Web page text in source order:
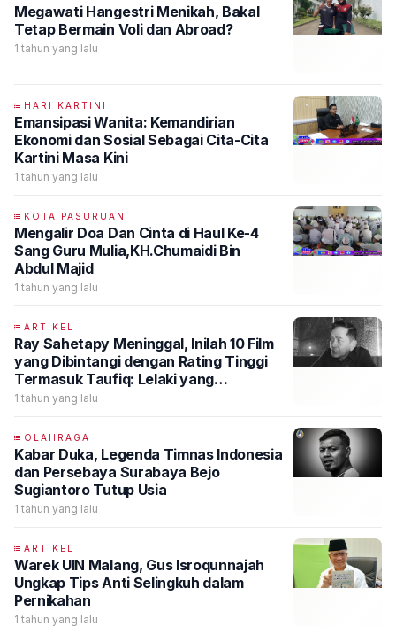
Megawati Hangestri Menikah, Bakal
Tetap Bermain Voli dan Abroad?
1 tahun yang lalu
HARI KARTINI
Emansipasi Wanita: Kemandirian
Ekonomi dan Sosial Sebagai Cita-Cita
Kartini Masa Kini
1 tahun yang lalu
KOTA PASURUAN
Mengalir Doa Dan Cinta di Haul Ke-4
Sang Guru Mulia,KH.Chumaidi Bin
Abdul Majid
1 tahun yang lalu
ARTIKEL
Ray Sahetapy Meninggal, Inilah 10 Film
yang Dibintangi dengan Rating Tinggi
Termasuk Taufiq: Lelaki yang
Menantang Badai
1 tahun yang lalu
OLAHRAGA
Kabar Duka, Legenda Timnas Indonesia
dan Persebaya Surabaya Bejo
Sugiantoro Tutup Usia
1 tahun yang lalu
ARTIKEL
Warek UIN Malang, Gus Isroqunnajah
Ungkap Tips Anti Selingkuh dalam
Pernikahan
1 tahun yang lalu